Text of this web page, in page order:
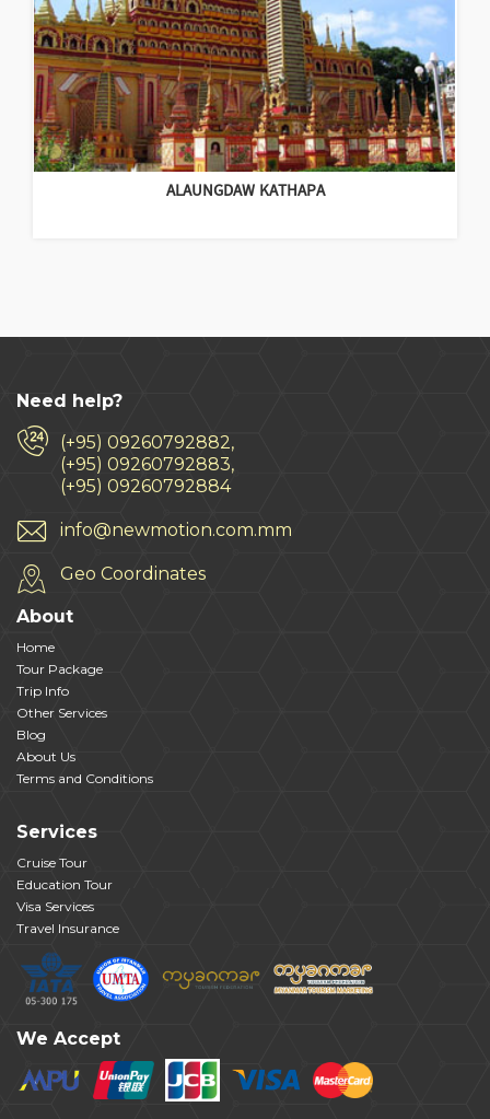
ALAUNGDAW KATHAPA
Need help?
(+95) 09260792882,
(+95) 09260792883,
(+95) 09260792884
info@newmotion.com.mm
Geo Coordinates
About
Home
Tour Package
Trip Info
Other Services
Blog
About Us
Terms and Conditions
Services
Cruise Tour
Education Tour
Visa Services
Travel Insurance
We Accept